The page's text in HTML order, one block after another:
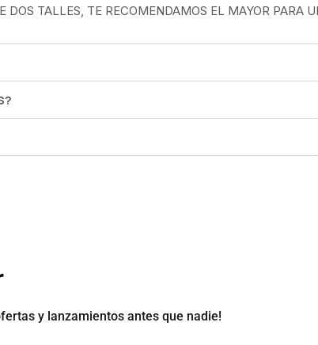
TALLES, TE RECOMENDAMOS EL MAYOR PARA
y lanzamientos antes que nadie!